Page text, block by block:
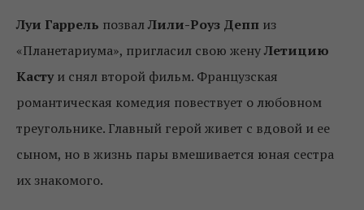
Луи Гаррель позвалЛили-Роуз Депп из
«Планетариума», пригласил свою женуЛетицию
Кастуи снял второй фильм. Французская
романтическая комедия повествует о любовном
треугольнике. Главный герой живет с вдовой и ее
сыном, но в жизнь пары вмешивается юная сестра
их знакомого.